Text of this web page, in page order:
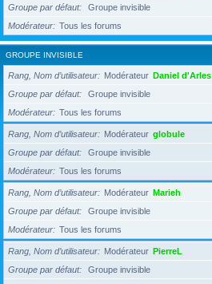
Groupe par défaut
Groupe invisible
Modérateur
Tous les forums
GROUPE INVISIBLE
Rang, Nom d’utilisateur Modérateur Daniel d'Arles
Groupe par défaut
Groupe invisible
Modérateur
Tous les forums
Rang, Nom d’utilisateur Modérateur globule
Groupe par défaut
Groupe invisible
Modérateur
Tous les forums
Rang, Nom d’utilisateur Modérateur Marieh
Groupe par défaut
Groupe invisible
Modérateur
Tous les forums
Rang, Nom d’utilisateur Modérateur PierreL
Groupe par défaut
Groupe invisible